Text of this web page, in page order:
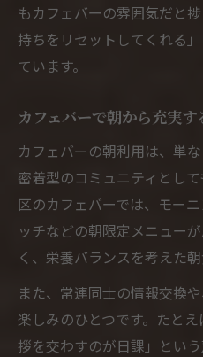
もカフェバーの雰囲気だと
持ちをリセットしてくれる
ています。
カフェバーで朝から充実
カフェバーの朝利用は、単
密着型のコミュニティとし
区のカフェバーでは、モー
ッチなどの朝限定メニュー
く、栄養バランスを考えた
また、常連同士の情報交換
楽しみのひとつです。たと
拶を交わすのが日課」とい